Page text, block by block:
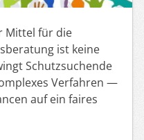
Mittel für die
ist keine
Schutzsuchende
Verfahren —
auf ein faires